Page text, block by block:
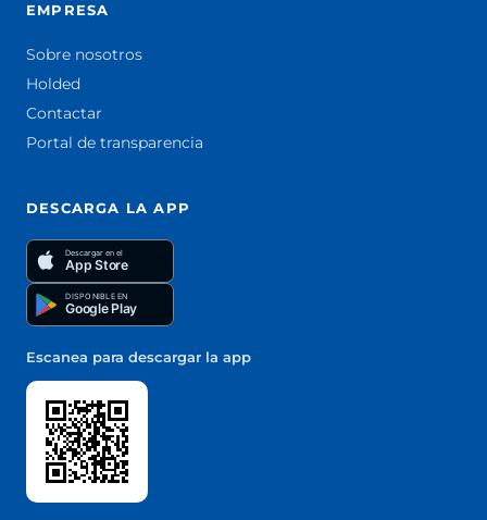
EMPRESA
Sobre nosotros
Holded
Contactar
Portal de transparencia
DESCARGA LA APP
Descargar en el
App Store
DISPONIBLE EN
Google Play
Escanea para descargar la app